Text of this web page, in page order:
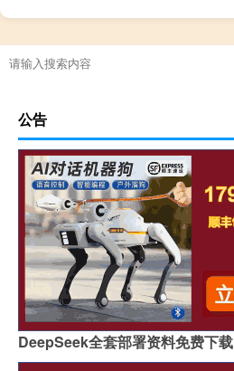
公告
DeepSeek全套部署资料免费下载